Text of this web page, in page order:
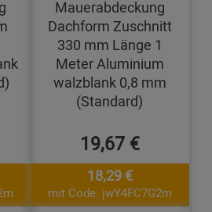
Mauerabdeckung
Dachform Zuschnitt
330 mm Länge 1
Meter Aluminium
walzblank 0,8 mm
(Standard)
19,67 €
18,29 €
mit Code: jwY4FC7G2m